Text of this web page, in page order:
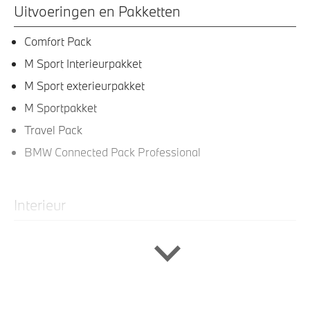
Uitvoeringen en Pakketten
Comfort Pack
M Sport Interieurpakket
M Sport exterieurpakket
M Sportpakket
Travel Pack
BMW Connected Pack Professional
Interieur
M Sportstuurwiel met leder bekleed